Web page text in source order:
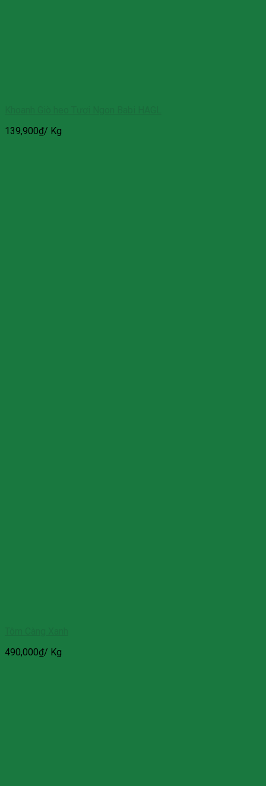
139,900₫/ Kg
490,000₫/ Kg